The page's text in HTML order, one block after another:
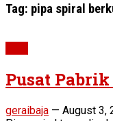
Tag: pipa spiral
Pusat
geraibaja — August 3,